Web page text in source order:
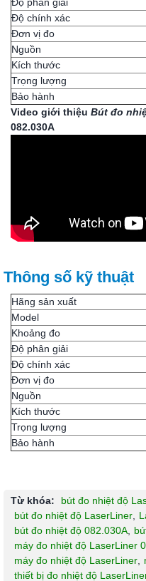
Độ chính xác
Đơn vị đo
Nguồn
Kích thước
Trọng lượng
Bảo hành
Video giới thiệu Bút đo
082.030A
Thông số kỹ thuật
Hãng sản xuất
Model
Khoảng đo
Độ phân giải
Độ chính xác
Đơn vị đo
Nguồn
Kích thước
Trọng lượng
Bảo hành
Từ khóa: bút đo nhiệt độ
bút đo nhiệt độ LaserLiner
bút đo nhiệt độ 082.030A
máy đo nhiệt độ LaserLiner
máy đo nhiệt độ LaserLiner
thiết bị đo nhiệt độ